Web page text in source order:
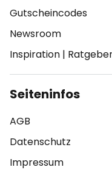
Gutscheincodes
Newsroom
Inspiration |
Seiteninfos
AGB
Datenschutz
Impressum